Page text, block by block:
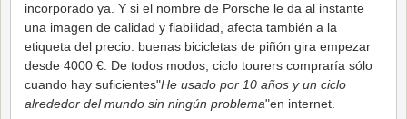
incorporado ya. Y si el nombre de Porsche le da al instante
una imagen de calidad y fiabilidad, afecta también a la
etiqueta del precio: buenas bicicletas de piñón gira empezar
desde 4000 €. De todos modos, ciclo tourers compraría sólo
cuando hay suficientes"He usado por 10 años y un ciclo
alrededor del mundo sin ningún problema"en internet.